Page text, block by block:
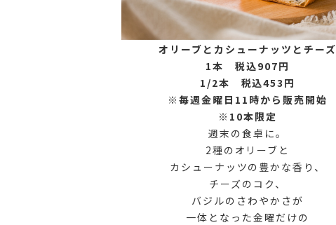
オリーブとカシューナッツとチーズ
1本 税込907円
1/2本 税込453円
※毎週金曜日11時から販売開始
※10本限定
週末の食卓に。
2種のオリーブと
カシューナッツの豊かな香り、
チーズのコク、
バジルのさわやかさが
一体となった金曜だけの